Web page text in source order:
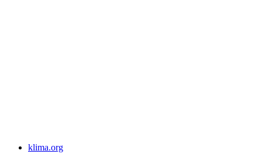
klima.org